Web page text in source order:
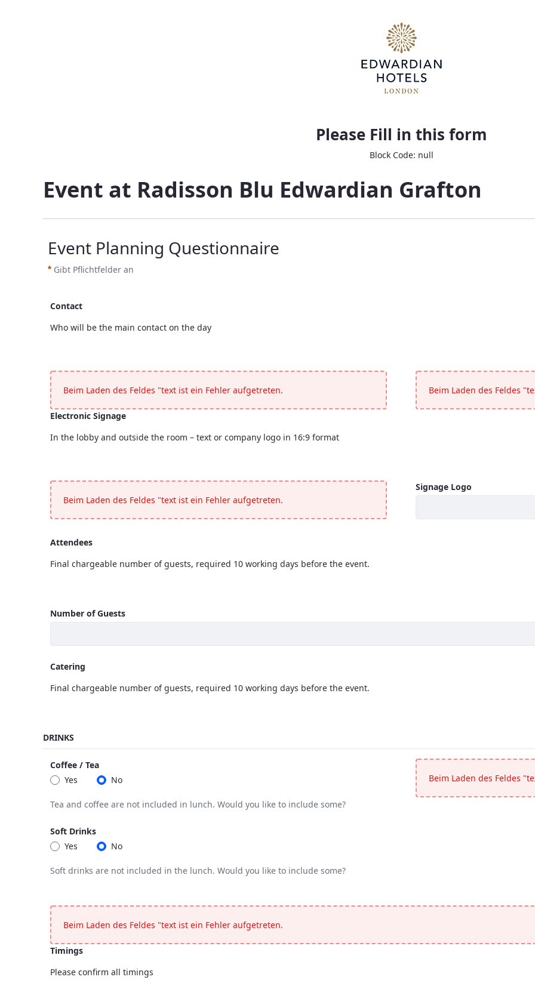
Please Fill in this form
Block Code: null
Event at Radisson Blu Edwardian Grafton
Event Planning Questionnaire
Gibt Pflichtfelder an
Contact
Who will be the main contact on the day
<p>Who will be the main contact on the day</p>
Beim Laden des Feldes "text ist ein Fehler aufgetreten.
Beim Laden des Feldes
Electronic Signage
In the lobby and outside the room – text or company logo in 16:9 format
<p>In the lobby and outside the room &ndash; text or company logo in 16:9 format</p>
Beim Laden des Feldes "text ist ein Fehler aufgetreten.
Signage Logo
Attendees
Final chargeable number of guests, required 10 working days before the event.
<p>Final chargeable number of guests, required 10 working days before the event.</p>
Number of Guests
Catering
Final chargeable number of guests, required 10 working days before the event.
<p>Final chargeable number of guests, required 10 working days before the event.</p>
DRINKS
Coffee / Tea
Yes
No
Tea and coffee are not included in lunch. Would you like to include some?
Tea and coffee are not included in lunch. Would you like to include some?
Beim Laden des Feldes
Soft Drinks
Yes
No
Soft drinks are not included in the lunch. Would you like to include some?
Beim Laden des Feldes "text ist ein Fehler aufgetreten.
Timings
Please confirm all timings